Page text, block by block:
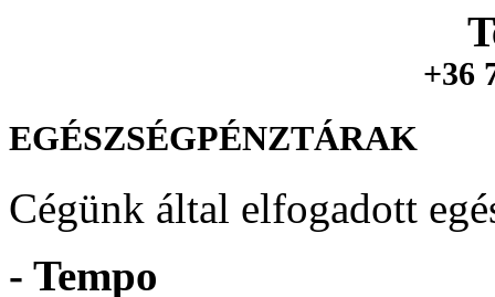
+36
EGÉSZSÉGPÉNZTÁRAK
Cégünk által elfogadott
- Tempo